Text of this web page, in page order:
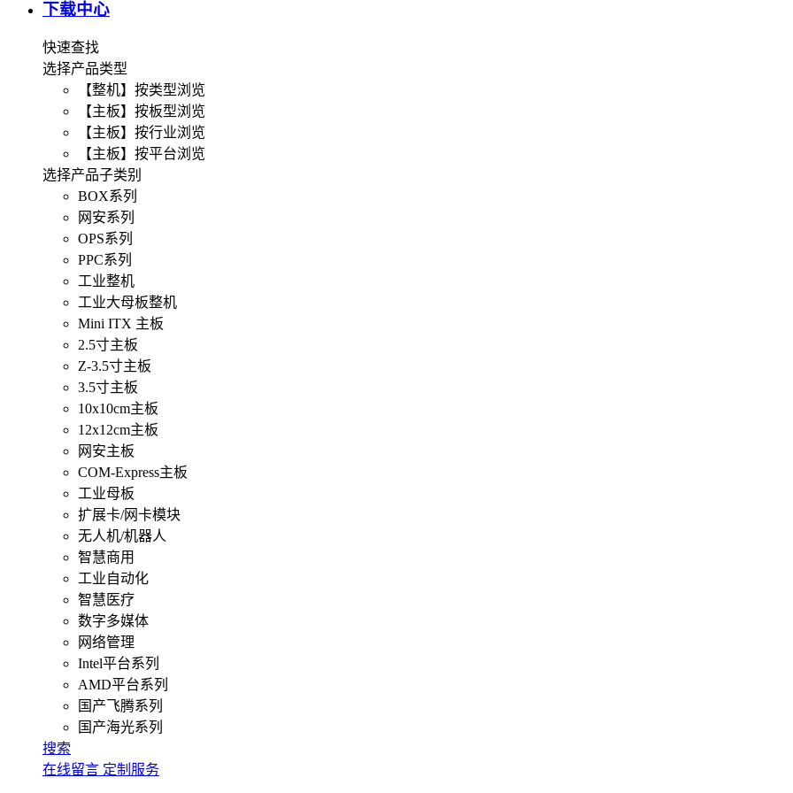
下载中心
快速查找
选择产品类型
【整机】按类型浏览
【主板】按板型浏览
【主板】按行业浏览
【主板】按平台浏览
选择产品子类别
BOX系列
网安系列
OPS系列
PPC系列
工业整机
工业大母板整机
Mini ITX 主板
2.5寸主板
Z-3.5寸主板
3.5寸主板
10x10cm主板
12x12cm主板
网安主板
COM-Express主板
工业母板
扩展卡/网卡模块
无人机/机器人
智慧商用
工业自动化
智慧医疗
数字多媒体
网络管理
Intel平台系列
AMD平台系列
国产飞腾系列
国产海光系列
搜索
在线留言 定制服务